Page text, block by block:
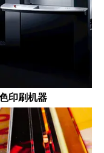
印刷机器